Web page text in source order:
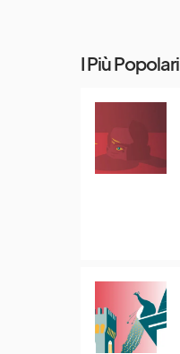
I Più Popolari